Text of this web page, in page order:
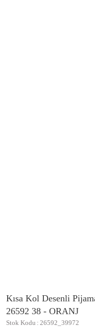
Kısa Kol Desenli
26592 38 - ORANJ
Stok Kodu 26592_39972